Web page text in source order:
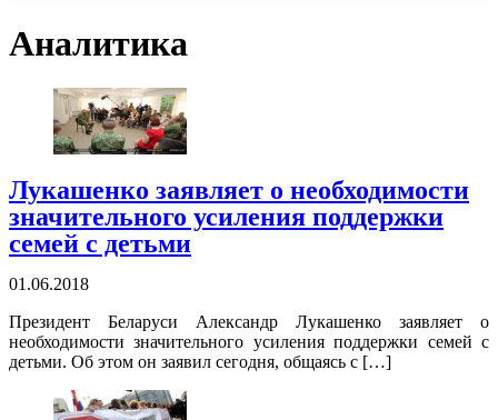
Аналитика
Лукашенко заявляет о необходимости
значительного усиления поддержки
семей с детьми
01.06.2018
Президент Беларуси Александр Лукашенко заявляет о
необходимости значительного усиления поддержки семей с
детьми. Об этом он заявил сегодня, общаясь с […]